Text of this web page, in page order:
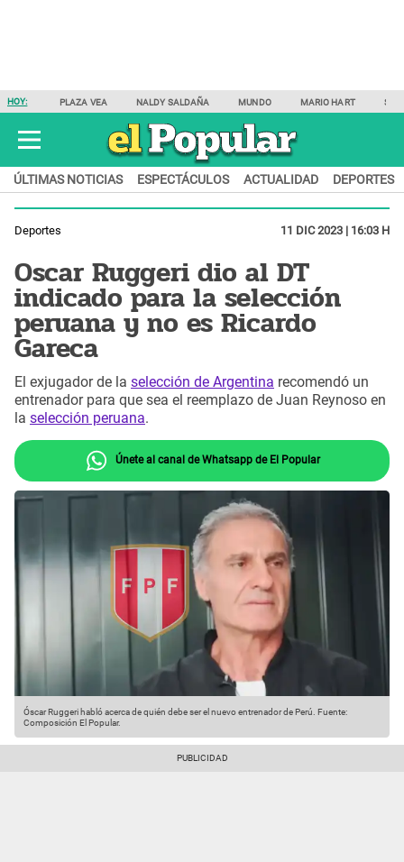
HOY: PLAZA VEA NALDY SALDAÑA MUNDO MARIO HART
ÚLTIMAS NOTICIAS ESPECTÁCULOS ACTUALIDAD DEPORTES
Deportes 11 DIC 2023 | 16:03 H
Oscar Ruggeri dio al DT
indicado para la selección
peruana y no es Ricardo
Gareca
El exjugador de la selección de Argentina recomendó un
entrenador para que sea el reemplazo de Juan Reynoso en
la selección peruana.
Únete al canal de Whatsapp de El Popular
Óscar Ruggeri habló acerca de quién debe ser el nuevo entrenador de Perú. Fuente:
Composición El Popular.